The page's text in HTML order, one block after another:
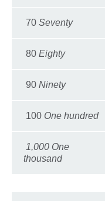
70 Seventy
80 Eighty
90 Ninety
100 One hundred
1,000 One
thousand